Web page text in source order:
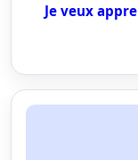
Je veux